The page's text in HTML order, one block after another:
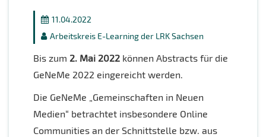
11.04.2022
Arbeitskreis E-Learning der LRK Sachsen
Bis zum 2. Mai 2022 können Abstracts für die
GeNeMe 2022 eingereicht werden.
Die GeNeMe „Gemeinschaften in Neuen
Medien“ betrachtet insbesondere Online
Communities an der Schnittstelle bzw. aus